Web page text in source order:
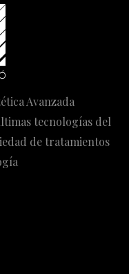
Avanzada
tecnologías del
de tratamientos